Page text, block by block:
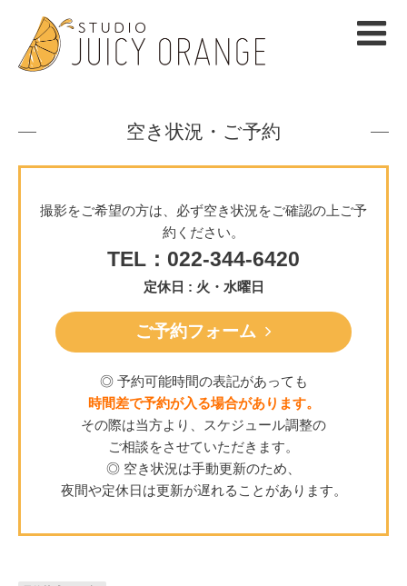
空き状況・ご予約
撮影をご希望の方は、必ず空き状況をご確認の上ご予
約ください。
TEL：022-344-6420
定休日 : 火・水曜日
ご予約フォーム
◎ 予約可能時間の表記があっても
時間差で予約が入る場合があります。
その際は当方より、スケジュール調整の
ご相談をさせていただきます。
◎ 空き状況は手動更新のため、
夜間や定休日は更新が遅れることがあります。